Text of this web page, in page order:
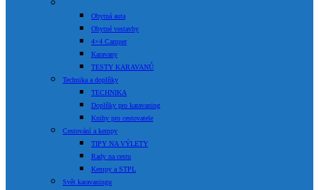
Obytná auta
Obytné vestavby
4×4 Camper
Karavany
TESTY KARAVANŮ
Technika a doplňky
TECHNIKA
Doplňky pro karavaning
Knihy pro cestovatele
Cestování a kempy
TIPY NA VÝLETY
Rady na cestu
Kempy a STPL
Svět karavaningu